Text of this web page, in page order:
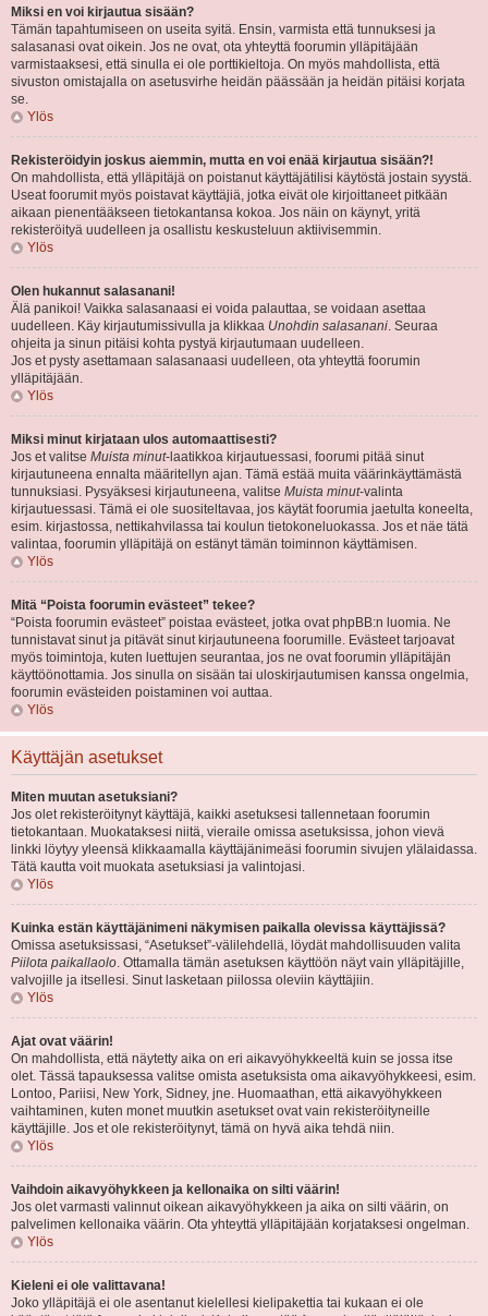
Miksi en voi kirjautua sisään?
Tämän tapahtumiseen on useita syitä. Ensin, varmista että tunnuksesi ja
salasanasi ovat oikein. Jos ne ovat, ota yhteyttä foorumin ylläpitäjään
varmistaaksesi, että sinulla ei ole porttikieltoja. On myös mahdollista, että
sivuston omistajalla on asetusvirhe heidän päässään ja heidän pitäisi korjata
se.
Ylös
Rekisteröidyin joskus aiemmin, mutta en voi enää kirjautua sisään?!
On mahdollista, että ylläpitäjä on poistanut käyttäjätilisi käytöstä jostain syystä.
Useat foorumit myös poistavat käyttäjiä, jotka eivät ole kirjoittaneet pitkään
aikaan pienentääkseen tietokantansa kokoa. Jos näin on käynyt, yritä
rekisteröityä uudelleen ja osallistu keskusteluun aktiivisemmin.
Ylös
Olen hukannut salasanani!
Älä panikoi! Vaikka salasanaasi ei voida palauttaa, se voidaan asettaa
uudelleen. Käy kirjautumissivulla ja klikkaa Unohdin salasanani. Seuraa
ohjeita ja sinun pitäisi kohta pystyä kirjautumaan uudelleen.
Jos et pysty asettamaan salasanaasi uudelleen, ota yhteyttä foorumin
ylläpitäjään.
Ylös
Miksi minut kirjataan ulos automaattisesti?
Jos et valitse Muista minut-laatikkoa kirjautuessasi, foorumi pitää sinut
kirjautuneena ennalta määritellyn ajan. Tämä estää muita väärinkäyttämästä
tunnuksiasi. Pysyäksesi kirjautuneena, valitse Muista minut-valinta
kirjautuessasi. Tämä ei ole suositeltavaa, jos käytät foorumia jaetulta koneelta,
esim. kirjastossa, nettikahvilassa tai koulun tietokoneluokassa. Jos et näe tätä
valintaa, foorumin ylläpitäjä on estänyt tämän toiminnon käyttämisen.
Ylös
Mitä “Poista foorumin evästeet” tekee?
“Poista foorumin evästeet” poistaa evästeet, jotka ovat phpBB:n luomia. Ne
tunnistavat sinut ja pitävät sinut kirjautuneena foorumille. Evästeet tarjoavat
myös toimintoja, kuten luettujen seurantaa, jos ne ovat foorumin ylläpitäjän
käyttöönottamia. Jos sinulla on sisään tai uloskirjautumisen kanssa ongelmia,
foorumin evästeiden poistaminen voi auttaa.
Ylös
Käyttäjän asetukset
Miten muutan asetuksiani?
Jos olet rekisteröitynyt käyttäjä, kaikki asetuksesi tallennetaan foorumin
tietokantaan. Muokataksesi niitä, vieraile omissa asetuksissa, johon vievä
linkki löytyy yleensä klikkaamalla käyttäjänimeäsi foorumin sivujen ylälaidassa.
Tätä kautta voit muokata asetuksiasi ja valintojasi.
Ylös
Kuinka estän käyttäjänimeni näkymisen paikalla olevissa käyttäjissä?
Omissa asetuksissasi, “Asetukset”-välilehdellä, löydät mahdollisuuden valita
Piilota paikallaolo. Ottamalla tämän asetuksen käyttöön näyt vain ylläpitäjille,
valvojille ja itsellesi. Sinut lasketaan piilossa oleviin käyttäjiin.
Ylös
Ajat ovat väärin!
On mahdollista, että näytetty aika on eri aikavyöhykkeeltä kuin se jossa itse
olet. Tässä tapauksessa valitse omista asetuksista oma aikavyöhykkeesi, esim.
Lontoo, Pariisi, New York, Sidney, jne. Huomaathan, että aikavyöhykkeen
vaihtaminen, kuten monet muutkin asetukset ovat vain rekisteröityneille
käyttäjille. Jos et ole rekisteröitynyt, tämä on hyvä aika tehdä niin.
Ylös
Vaihdoin aikavyöhykkeen ja kellonaika on silti väärin!
Jos olet varmasti valinnut oikean aikavyöhykkeen ja aika on silti väärin, on
palvelimen kellonaika väärin. Ota yhteyttä ylläpitäjään korjataksesi ongelman.
Ylös
Kieleni ei ole valittavana!
Joko ylläpitäjä ei ole asentanut kielellesi kielipakettia tai kukaan ei ole